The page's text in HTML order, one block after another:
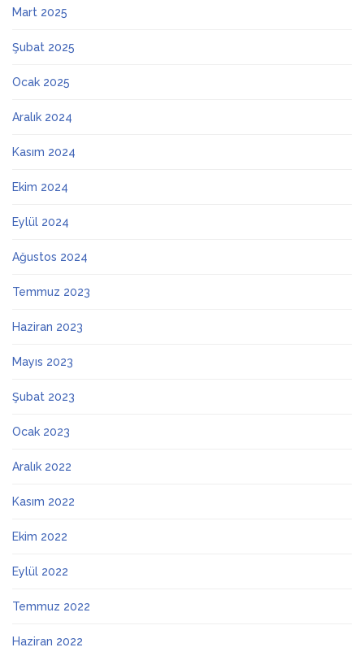
Mart 2025
Şubat 2025
Ocak 2025
Aralık 2024
Kasım 2024
Ekim 2024
Eylül 2024
Ağustos 2024
Temmuz 2023
Haziran 2023
Mayıs 2023
Şubat 2023
Ocak 2023
Aralık 2022
Kasım 2022
Ekim 2022
Eylül 2022
Temmuz 2022
Haziran 2022